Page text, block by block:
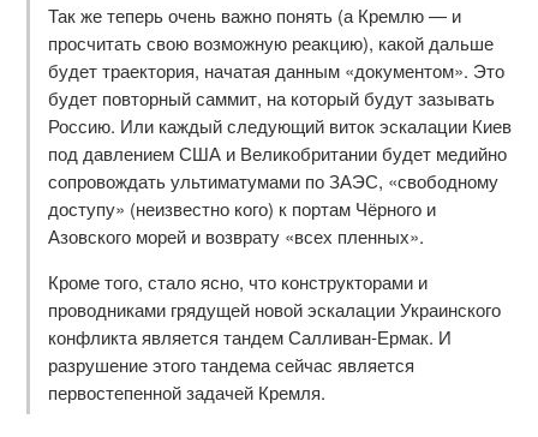
Так же теперь очень важно понять (а Кремлю — и
просчитать свою возможную реакцию), какой дальше
будет траектория, начатая данным «документом». Это
будет повторный саммит, на который будут зазывать
Россию. Или каждый следующий виток эскалации Киев
под давлением США и Великобритании будет медийно
сопровождать ультиматумами по ЗАЭС, «свободному
доступу» (неизвестно кого) к портам Чёрного и
Азовского морей и возврату «всех пленных».
Кроме того, стало ясно, что конструкторами и
проводниками грядущей новой эскалации Украинского
конфликта является тандем Салливан-Ермак. И
разрушение этого тандема сейчас является
первостепенной задачей Кремля.